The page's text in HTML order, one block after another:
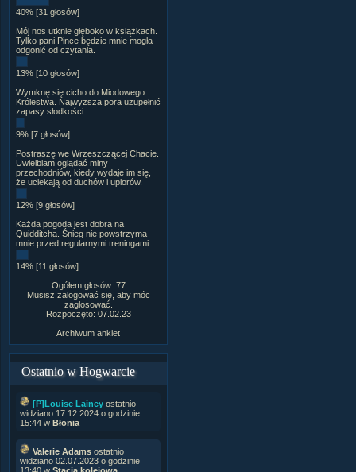
40% [31 głosów]
Mój nos utknie głęboko w książkach.
Tylko pani Pince będzie mnie mogła
odgonić od czytania.
13% [10 głosów]
Wymknę się cicho do Miodowego
Królestwa. Najwyższa pora uzupełnić
zapasy słodkości.
9% [7 głosów]
Postraszę we Wrzeszczącej Chacie.
Uwielbiam oglądać miny
przechodniów, kiedy wydaje im się,
że uciekają od duchów i upiorów.
12% [9 głosów]
Każda pogoda jest dobra na
Quidditcha. Śnieg nie powstrzyma
mnie przed regularnymi treningami.
14% [11 głosów]
Ogółem głosów: 77
Musisz zalogować się, aby móc
zagłosować.
Rozpoczęto: 07.02.23
Archiwum ankiet
Ostatnio w Hogwarcie
[P]Louise Lainey ostatnio
widziano 17.12.2024 o godzinie
15:44 w Błonia
Valerie Adams ostatnio
widziano 02.07.2023 o godzinie